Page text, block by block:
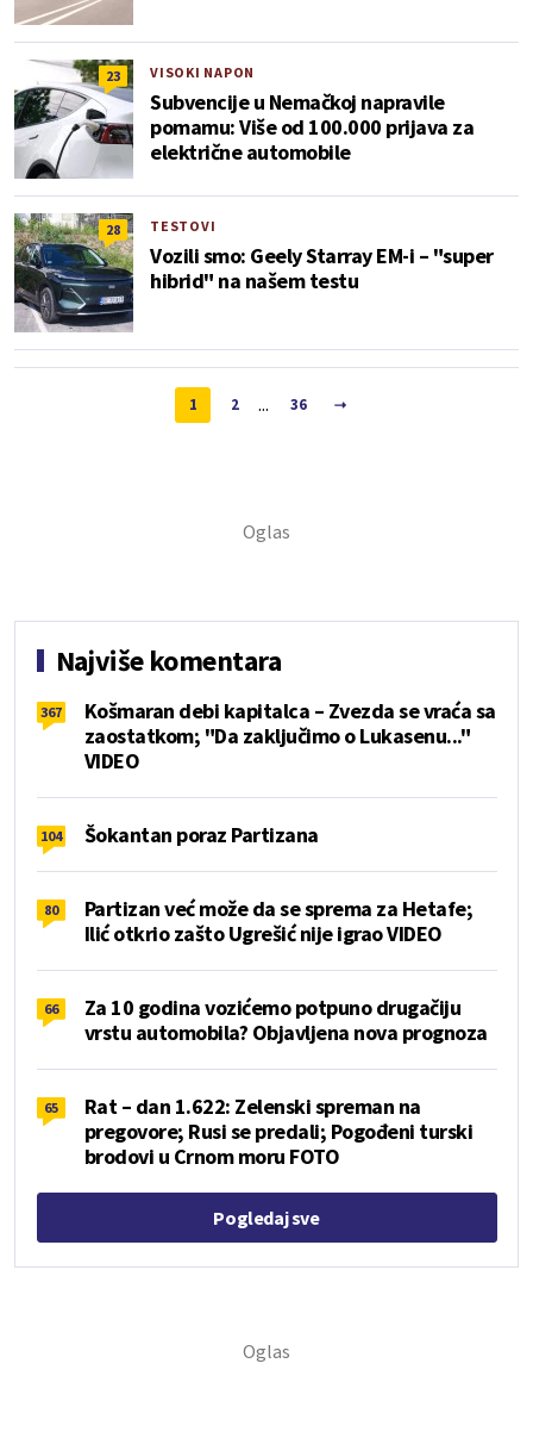
23 VISOKI NAPON
Subvencije u Nemačkoj napravile
pomamu: Više od 100.000 prijava za
električne automobile
28 TESTOVI
Vozili smo: Geely Starray EM-i – "super
hibrid" na našem testu
1 2 ... 36
Najviše komentara
367
Košmaran debi kapitalca – Zvezda se vraća sa
zaostatkom; "Da zaključimo o Lukasenu..."
VIDEO
104 Šokantan poraz Partizana
80
Partizan već može da se sprema za Hetafe;
Ilić otkrio zašto Ugrešić nije igrao VIDEO
66
Za 10 godina vozićemo potpuno drugačiju
vrstu automobila? Objavljena nova prognoza
65
Rat – dan 1.622: Zelenski spreman na
pregovore; Rusi se predali; Pogođeni turski
brodovi u Crnom moru FOTO
Pogledaj sve